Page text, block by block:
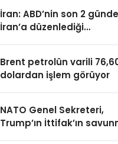
İran: ABD’nin son 2 günde
İran’a düzenlediği
Brent petrolün varili
dolardan işlem görüyor
NATO Genel Sekreteri,
Trump’ın İttifak’ın